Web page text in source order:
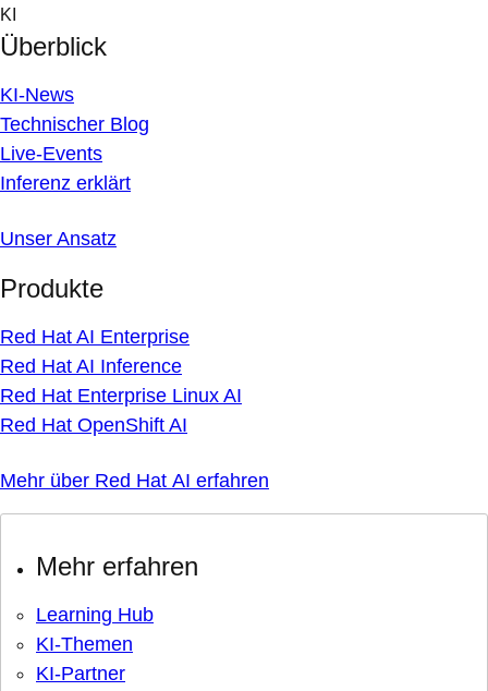
Skip
to
content
KI
Überblick
KI-News
Technischer Blog
Live-Events
Inferenz erklärt
Unser Ansatz
Produkte
Red Hat AI Enterprise
Red Hat AI Inference
Red Hat Enterprise Linux AI
Red Hat OpenShift AI
Mehr über Red Hat AI erfahren
Mehr erfahren
Learning Hub
KI-Themen
KI-Partner